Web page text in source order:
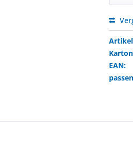
EAN: